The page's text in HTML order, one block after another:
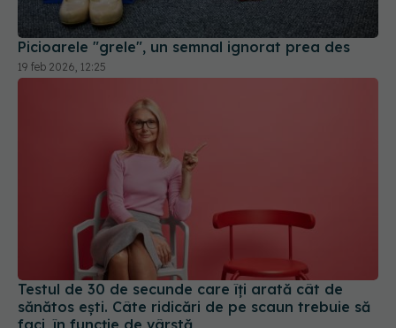
Testul de 30 de secunde care îți arată cât de
sănătos ești. Câte ridicări de pe scaun trebuie să
faci, în funcție de vârstă
14 iul 2026, 13:11